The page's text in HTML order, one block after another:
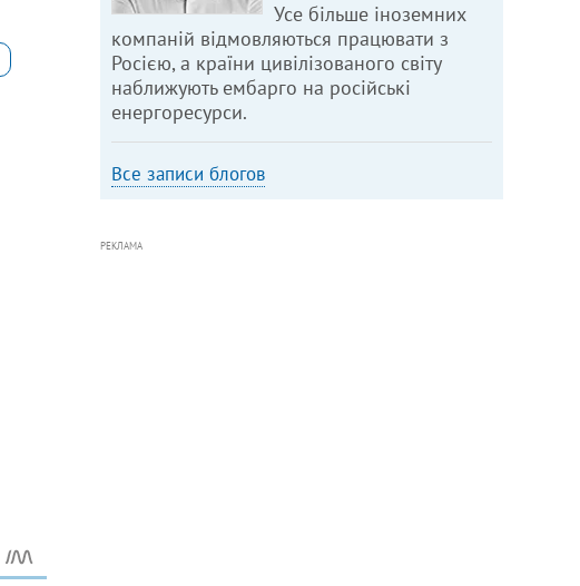
Усе більше іноземних
компаній відмовляються працювати з
Росією, а країни цивілізованого світу
наближують ембарго на російські
енергоресурси.
Все записи блогов
РЕКЛАМА